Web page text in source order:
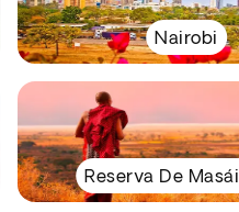
Nairobi
Reserva De